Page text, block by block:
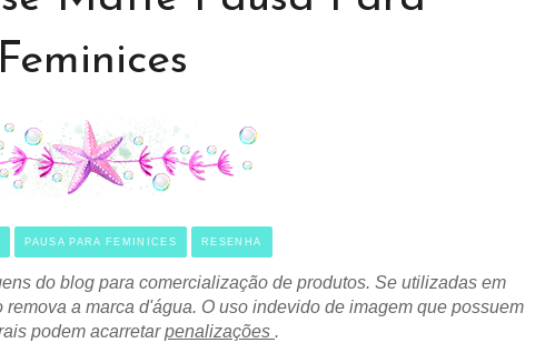
Feminices
PAUSA PARA FEMINICES RESENHA
do blog para comercialização de produtos. Se utilizadas em
a marca d'água. O uso indevido de imagem que possuem
podem acarretarpenalizações .